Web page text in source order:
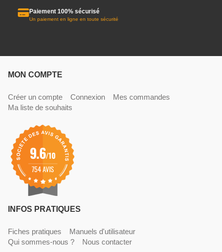
Paiement 100% sécurisé
Un paiement en ligne en toute sécurité
MON COMPTE
Créer un compte Connexion
Mes commandes
Ma liste de souhaits
9.6/10
754 AVIS
INFOS PRATIQUES
Fiches pratiques
Manuels d'utilisateur
Qui sommes-nous ?
Nous contacter